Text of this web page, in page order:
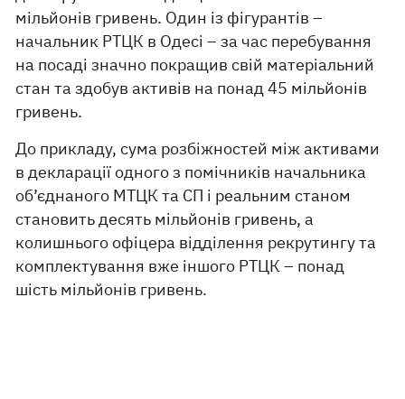
мільйонів гривень. Один із фігурантів –
начальник РТЦК в Одесі – за час перебування
на посаді значно покращив свій матеріальний
стан та здобув активів на понад 45 мільйонів
гривень.
До прикладу, сума розбіжностей між активами
в декларації одного з помічників начальника
об’єднаного МТЦК та СП і реальним станом
становить десять мільйонів гривень, а
колишнього офіцера відділення рекрутингу та
комплектування вже іншого РТЦК – понад
шість мільйонів гривень.